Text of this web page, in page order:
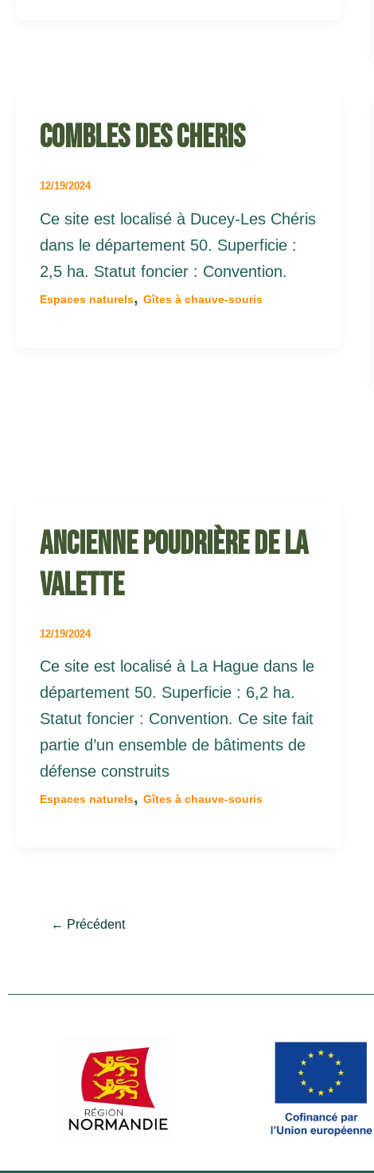
Combles des cheris
12/19/2024
Ce site est localisé à Ducey-Les Chéris
dans le département 50. Superficie :
2,5 ha. Statut foncier : Convention.
Espaces naturels, Gîtes à chauve-souris
Ancienne poudrière de la
valette
12/19/2024
Ce site est localisé à La Hague dans le
département 50. Superficie : 6,2 ha.
Statut foncier : Convention. Ce site fait
partie d’un ensemble de bâtiments de
défense construits
Espaces naturels, Gîtes à chauve-souris
← Précédent